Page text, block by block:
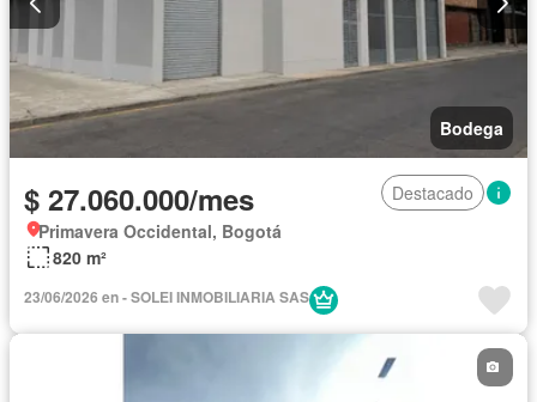
Bodega
$ 27.060.000/mes
Destacado
Primavera Occidental, Bogotá
820 m²
23/06/2026 en - SOLEI INMOBILIARIA SAS